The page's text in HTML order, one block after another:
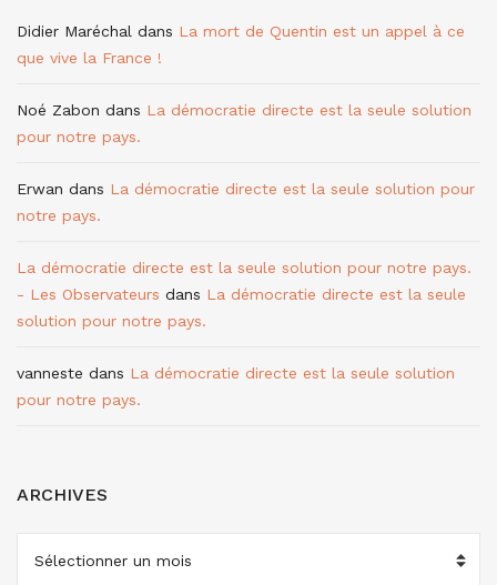
Didier Maréchal dans La mort de Quentin est un appel à ce
que vive la France !
Noé Zabon dans La démocratie directe est la seule solution
pour notre pays.
Erwan dans La démocratie directe est la seule solution pour
notre pays.
La démocratie directe est la seule solution pour notre pays.
- Les Observateurs dans La démocratie directe est la seule
solution pour notre pays.
vanneste dans La démocratie directe est la seule solution
pour notre pays.
ARCHIVES